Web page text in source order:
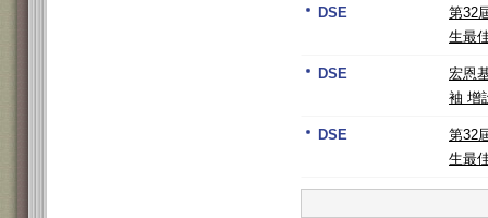
DSE
第32
生最
DSE
宏恩
袖 增
DSE
第32
生最